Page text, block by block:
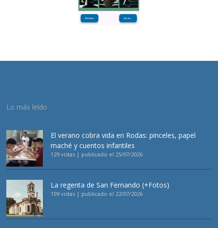
Lo más leído
El verano cobra vida en Rodas: pinceles, papel
maché y cuentos infantiles
129 vistas | publicado el 25/07/2026
La regenta de San Fernando (+Fotos)
109 vistas | publicado el 22/07/2026